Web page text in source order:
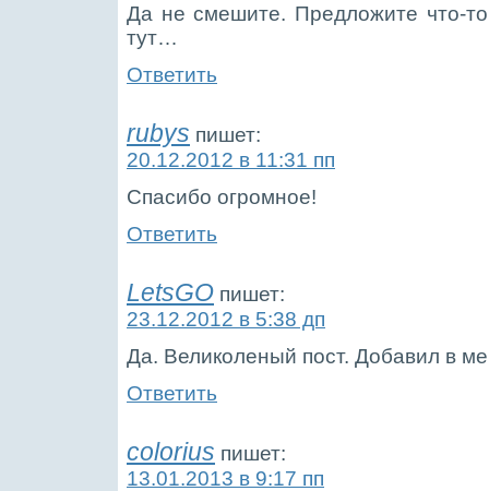
Да не смешите. Предложите что-
тут…
Ответить
rubys пишет:
20.12.2012 в 11:31 пп
Спасибо огромное!
Ответить
LetsGO пишет:
23.12.2012 в 5:38 дп
Да. Великоленый пост. Добавил в
Ответить
colorius пишет:
13.01.2013 в 9:17 пп